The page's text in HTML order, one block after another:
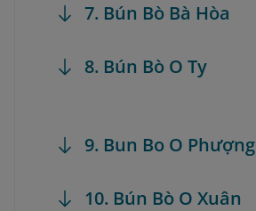
7. Bún Bò Bà Hòa
8. Bún Bò O Ty
9. Bun Bo O Phượng
10. Bún Bò O Xuân